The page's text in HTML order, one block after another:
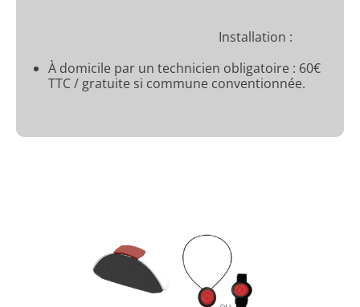
Installation :
À domicile par un technicien obligatoire : 60€
TTC / gratuite si commune conventionnée.